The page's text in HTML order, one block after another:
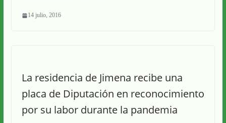
14 julio, 2016
La residencia de Jimena recibe una
placa de Diputación en reconocimiento
por su labor durante la pandemia